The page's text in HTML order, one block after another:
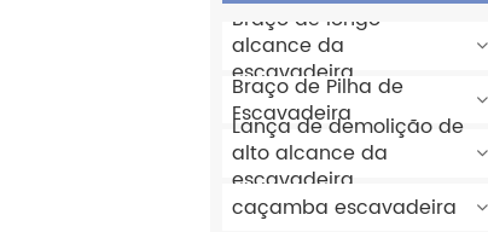
Braço de longo
alcance da
escavadeira
Braço de Pilha de
Escavadeira
Lança de demolição de
alto alcance da
escavadeira
caçamba escavadeira